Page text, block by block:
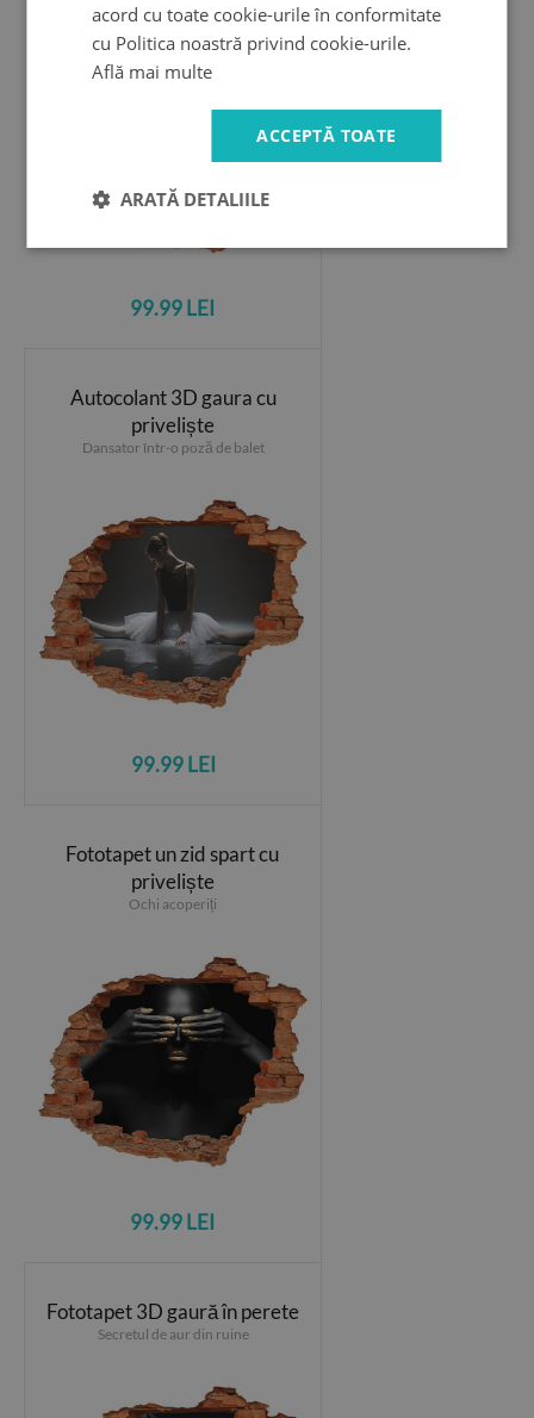
99.99 LEI
Autocolant 3D gaura cu
priveliște
Dansator într-o poză de balet
99.99 LEI
Fototapet un zid spart cu
priveliște
Ochi acoperiți
99.99 LEI
Fototapet 3D gaură în perete
Secretul de aur din ruine
acord cu toate cookie-urile în conformitate
cu Politica noastră privind cookie-urile.
Află mai multe
ACCEPTĂ TOATE
ARATĂ DETALIILE